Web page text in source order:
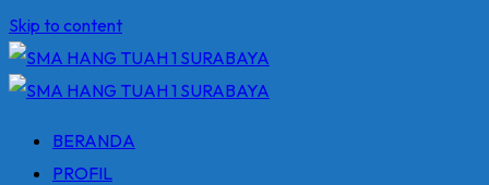
Skip to content
BERANDA
PROFIL